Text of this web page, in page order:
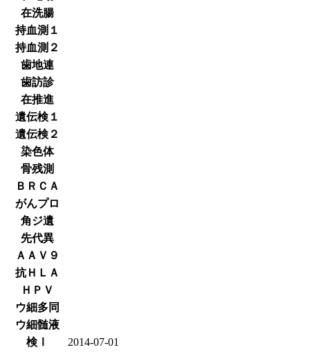
在洗腸
持血測１
持血測２
歯地連
歯訪診
在推進
遺伝検１
遺伝検２
染色体
骨残測
ＢＲＣＡ
がんプロ
角ジ遺
先代異
ＡＡＶ９
抗ＨＬＡ
ＨＰＶ
ウ細多同
ウ細髄液
検Ⅰ
2014-07-01